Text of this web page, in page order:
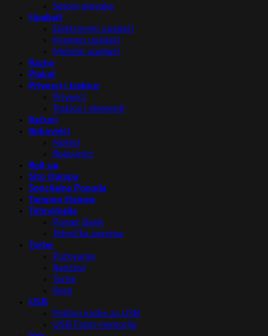
Setovi olovaka
Upaljači
Elektronski upaljači
Kremen upaljači
Metalni upaljači
Razno
Plakat
Privesci i trakice
Privesci
Trakice i elementi
Računi
Rokovnici
Notesi
Rokovnici
Roll-up
Sito štampa
Specijalna Ponuda
Tampon štampa
Tehnologija
Power Bank
Tehnička oprema
Torbe
Putovanje
Rančevi
Torbe
Kese
USB
Poklon kutije za USB
USB Flash memorija